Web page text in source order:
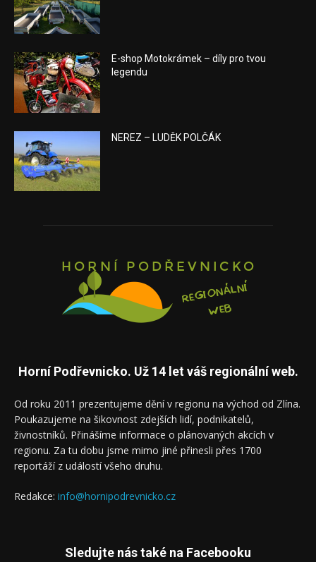
E-shop Motokrámek – díly pro tvou
legendu
NEREZ – LUDĚK POLČÁK
Horní Podřevnicko. Už 14 let váš regionální web.
Od roku 2011 prezentujeme dění v regionu na východ od Zlína.
Poukazujeme na šikovnost zdejších lidí, podnikatelů,
živnostníků. Přinášíme informace o plánovaných akcích v
regionu. Za tu dobu jsme mimo jiné přinesli přes 1700
reportáží z událostí všeho druhu.
Redakce: info@hornipodrevnicko.cz
Sledujte nás také na Facebooku